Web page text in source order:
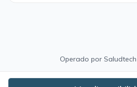
Operado por Saludtech